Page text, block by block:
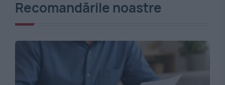
Recomandările noastre